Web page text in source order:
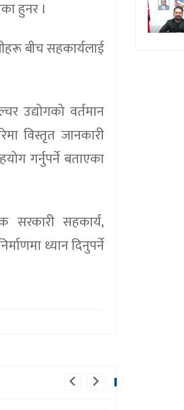
हुनर ।
बीच सहकार्यलाई
उद्योगको वर्तमान
विस्तृत जानकारी
गर्नुपर्ने बताएका
सरकारी सहकार्य,
ध्यान दिनुपर्ने